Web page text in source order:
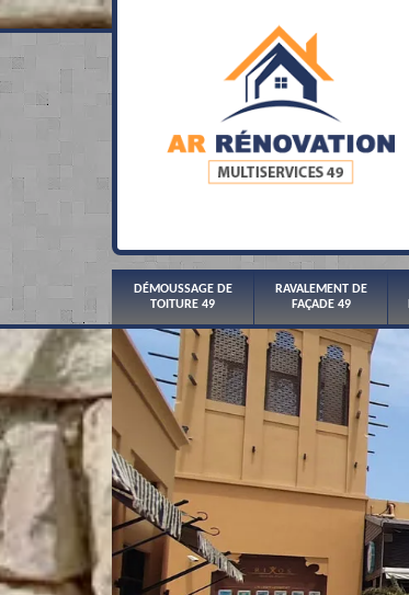
DÉMOUSSAGE DE
TOITURE 49
RAVALEMENT DE
FAÇADE 49